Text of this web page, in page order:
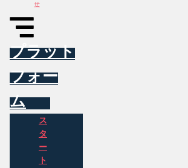
せ
プラット
フォー
ム
ス
タ
ー
ト